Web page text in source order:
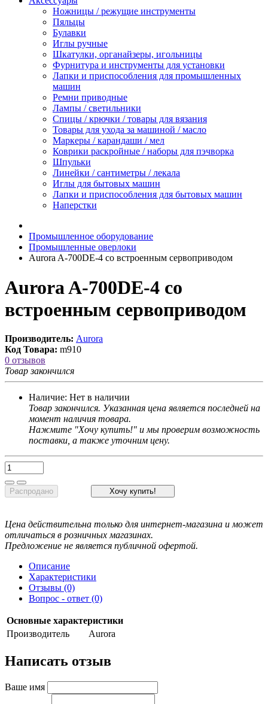
Ножницы / режущие инструменты
Пяльцы
Булавки
Иглы ручные
Шкатулки, органайзеры, игольницы
Фурнитура и инструменты для установки
Лапки и приспособления для промышленных
машин
Ремни приводные
Лампы / светильники
Спицы / крючки / товары для вязания
Товары для ухода за машиной / масло
Маркеры / карандаши / мел
Коврики раскройные / наборы для пэчворка
Шпульки
Линейки / сантиметры / лекала
Иглы для бытовых машин
Лапки и приспособления для бытовых машин
Наперстки
Промышленное оборудование
Промышленные оверлоки
Aurora A-700DE-4 со встроенным сервоприводом
Aurora A-700DE-4 со
встроенным сервоприводом
Производитель: Aurora
Код Товара: m910
0 отзывов
Товар закончился
Наличие: Нет в наличии
Товар закончился. Указанная цена является последней на
момент наличия товара.
Нажмите "Хочу купить!" и мы проверим возможность
поставки, а также уточним цену.
Распродано Хочу купить!
Цена действительна только для интернет-магазина и может
отличаться в розничных магазинах.
Предложение не является публичной офертой.
Описание
Характеристики
Отзывы (0)
Вопрос - ответ (0)
Основные характеристики
Производитель
Aurora
Написать отзыв
Ваше имя